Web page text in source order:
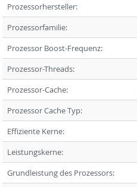
Prozessorhersteller:
Prozessorfamilie:
Prozessor Boost-Frequenz:
Prozessor-Threads:
Prozessor-Cache:
Prozessor Cache Typ:
Effiziente Kerne:
Leistungskerne:
Grundleistung des Prozessors: